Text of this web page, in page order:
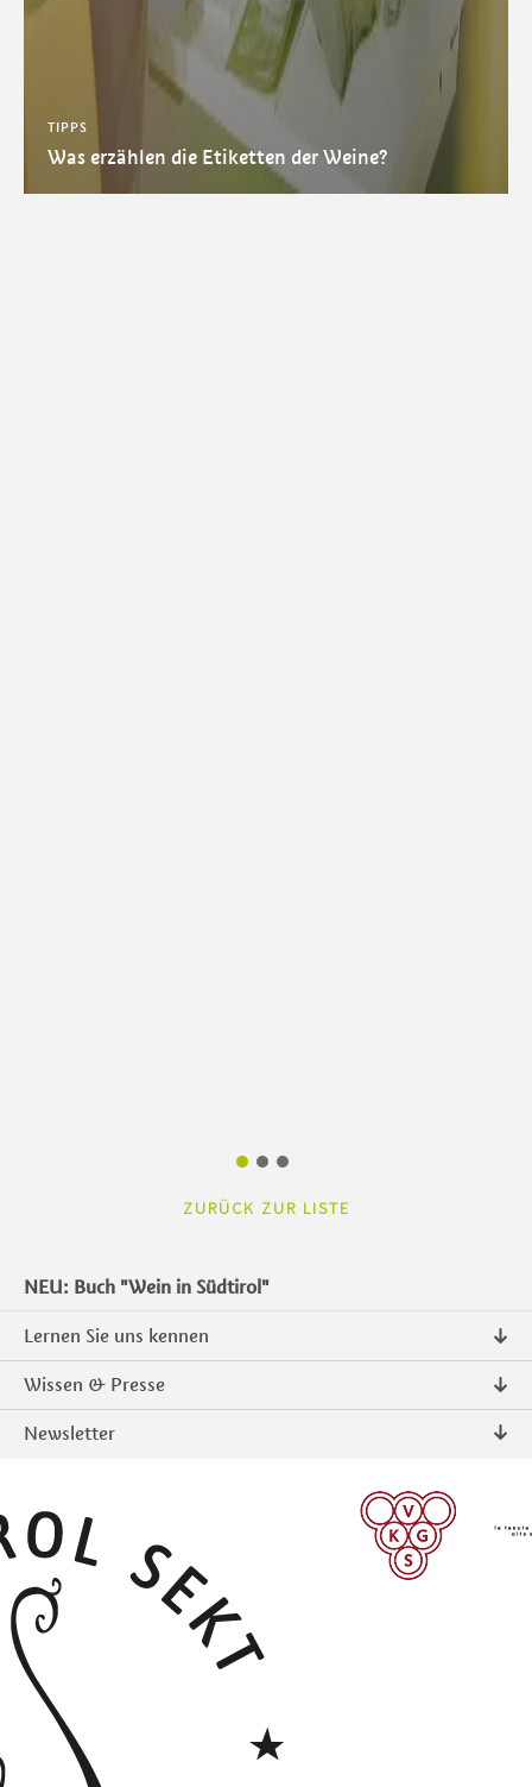
TIPPS
Was erzählen die Etiketten der Weine?
ZURÜCK ZUR LISTE
NEU: Buch "Wein in Südtirol"
Lernen Sie uns kennen
Über uns
Kontakt
Intranet
Wissen & Presse
Pressemitteilungen
Newsletter